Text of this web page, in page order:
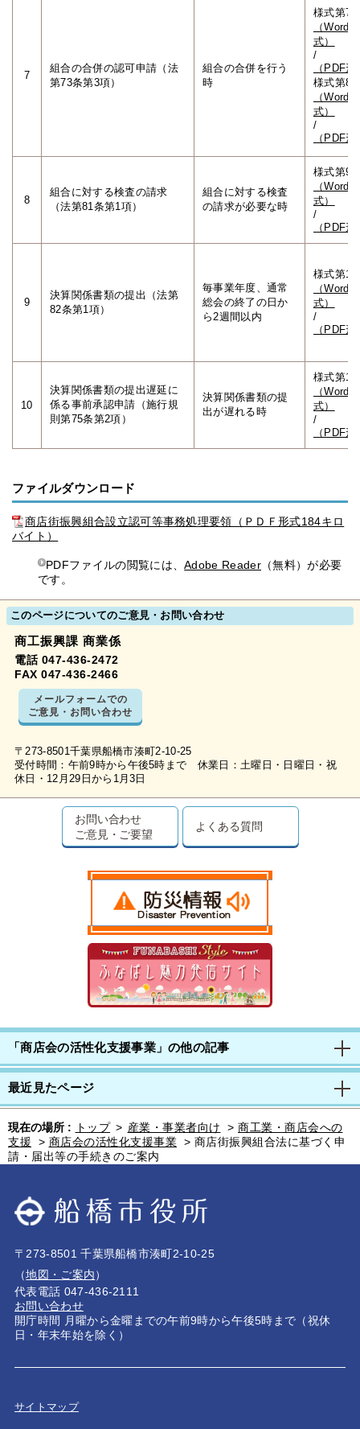
7
組合の合併の認可申請（法
第73条第3項）
組合の合併を行う
時
様式第7
（Word形
式）
/
（PDF
様式第8
（Word形
式）
/
（PDF
8
組合に対する検査の請求
（法第81条第1項）
組合に対する検査
の請求が必要な時
様式第9
（Word形
式）
/
（PDF形
9
決算関係書類の提出（法第
82条第1項）
毎事業年度、通常
総会の終了の日か
ら2週間以内
様式第10
（Word形
式）
/
（PDF
10
決算関係書類の提出遅延に
係る事前承認申請（施行規
則第75条第2項）
決算関係書類の提
出が遅れる時
様式第11
（Word形
式）
/
（PDF
ファイルダウンロード
商店街振興組合設立認可等事務処理要領（ＰＤＦ形式184キロ
バイト）
PDFファイルの閲覧には、Adobe Reader （無料）が必要
です。
このページについてのご意見・お問い合わせ
商工振興課 商業係
電話 047-436-2472
FAX 047-436-2466
メールフォームでの
ご意見・お問い合わせ
〒273-8501千葉県船橋市湊町2-10-25
受付時間：午前9時から午後5時まで 休業日：土曜日・日曜日・祝
休日・12月29日から1月3日
お問い合わせ
ご意見・ご要望
よくある質問
「商店会の活性化支援事業」の他の記事
最近見たページ
現在の場所 : トップ > 産業・事業者向け > 商工業・商店会への
支援
> 商店会の活性化支援事業 > 商店街振興組合法に基づく申
請・届出等の手続きのご案内
〒273-8501 千葉県船橋市湊町2-10-25
（地図・ご案内）
代表電話 047-436-2111
お問い合わせ
開庁時間 月曜から金曜までの午前9時から午後5時まで（祝休
日・年末年始を除く）
サイトマップ